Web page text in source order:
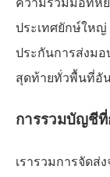
ประเทศยักษ์ใหญ่
ประกันการส่งมอ
สุดท้ายทั่วพื้นที่อั
การรวมบัญชีที่
เรารวมการจัดส่